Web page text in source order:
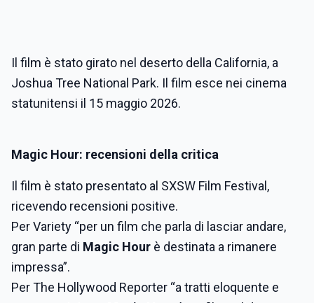
Il film è stato girato nel deserto della California, a
Joshua Tree National Park. Il film esce nei cinema
statunitensi il 15 maggio 2026.
Magic Hour: recensioni della critica
Il film è stato presentato al SXSW Film Festival,
ricevendo recensioni positive.
Per Variety “per un film che parla di lasciar andare,
gran parte di Magic Hour è destinata a rimanere
impressa”.
Per The Hollywood Reporter “a tratti eloquente e